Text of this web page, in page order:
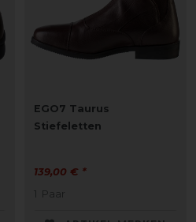
EGO7 Taurus
Stiefeletten
139,00 € *
1 Paar